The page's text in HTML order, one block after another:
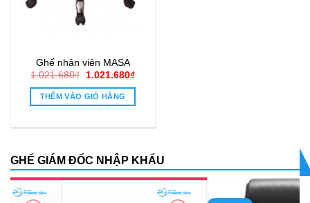
Ghế nhân viên MASA
1.021.680₫
Giá
là:
1.021.680₫.
1.021.680₫Giá
THÊM VÀO GIỎ HÀNG
GHẾ GIÁM ĐỐC NHẬP KHẨU